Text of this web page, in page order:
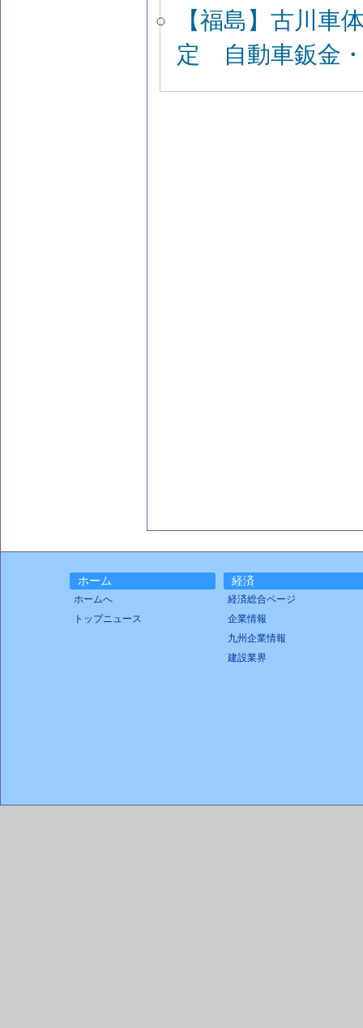
【福島】古川車
定 自動車鈑金
ホーム
ホームへ
トップニュース
経済
経済総合ページ
企業情報
九州企業情報
建設業界